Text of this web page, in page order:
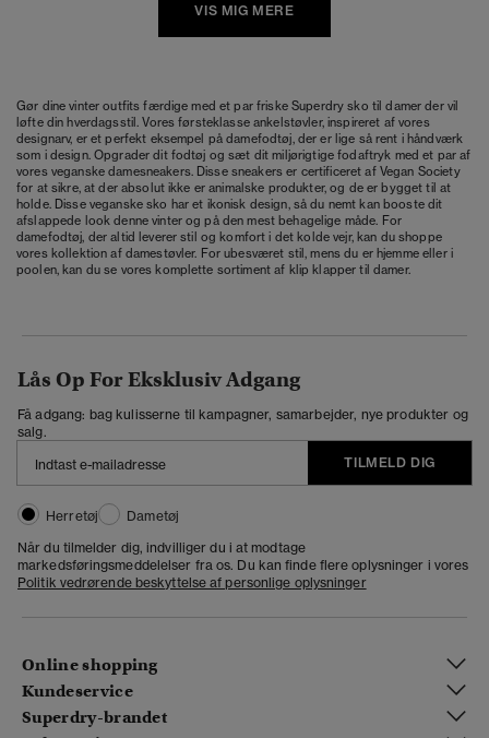
VIS MIG MERE
Gør dine vinter outfits færdige med et par friske Superdry sko til damer der vil
løfte din hverdagsstil. Vores førsteklasse ankelstøvler, inspireret af vores
designarv, er et perfekt eksempel på damefodtøj, der er lige så rent i håndværk
som i design. Opgrader dit fodtøj og sæt dit miljørigtige fodaftryk med et par af
vores veganske damesneakers. Disse sneakers er certificeret af Vegan Society
for at sikre, at der absolut ikke er animalske produkter, og de er bygget til at
holde. Disse veganske sko har et ikonisk design, så du nemt kan booste dit
afslappede look denne vinter og på den mest behagelige måde. For
damefodtøj, der altid leverer stil og komfort i det kolde vejr, kan du shoppe
vores kollektion af damestøvler. For ubesværet stil, mens du er hjemme eller i
poolen, kan du se vores komplette sortiment af klip klapper til damer.
Lås Op For Eksklusiv Adgang
Få adgang: bag kulisserne til kampagner, samarbejder, nye produkter og
salg.
TILMELD DIG
Herretøj
Dametøj
Når du tilmelder dig, indvilliger du i at modtage
markedsføringsmeddelelser fra os. Du kan finde flere oplysninger i vores
Politik vedrørende beskyttelse af personlige oplysninger
Online shopping
Kundeservice
Superdry-brandet